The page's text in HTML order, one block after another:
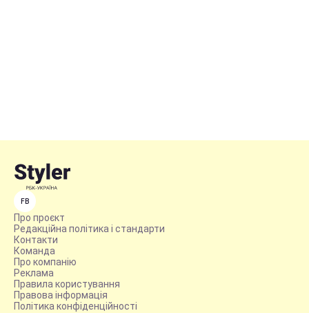
FB
Про проєкт
Редакційна політика і стандарти
Контакти
Команда
Про компанію
Реклама
Правила користування
Правова інформація
Політика конфіденційності